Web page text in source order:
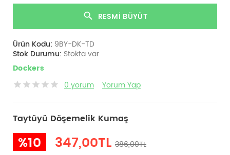
RESMI BÜYÜT
Ürün Kodu: 9BY-DK-TD
Stok Durumu: Stokta var
Dockers
0 yorum
Yorum Yap
Taytüyü Döşemelik Kumaş
%10 347,00TL 386,00TL